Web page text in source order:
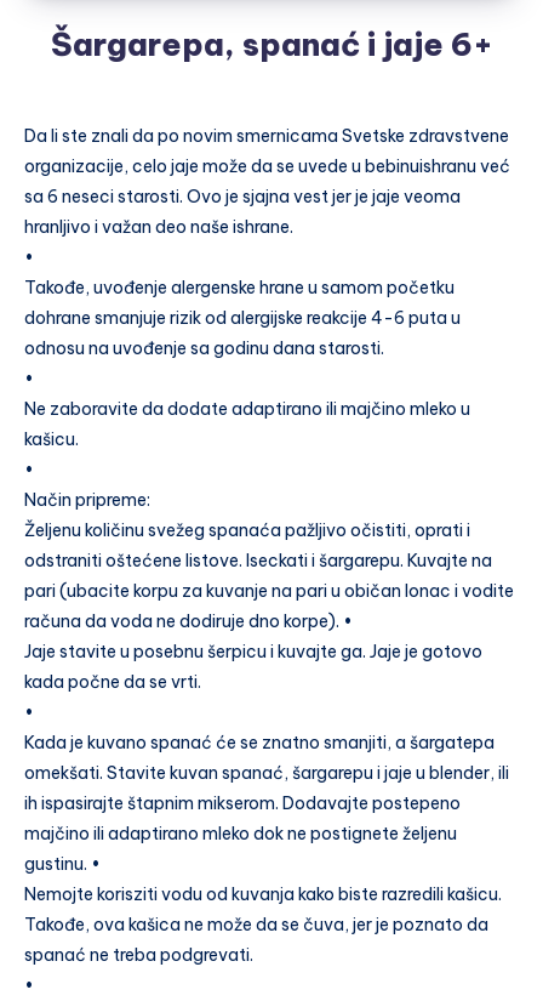
Šargarepa, spanać i jaje 6+
Da li ste znali da po novim smernicama Svetske zdravstvene
organizacije, celo jaje može da se uvede u bebinuishranu već
sa 6 neseci starosti. Ovo je sjajna vest jer je jaje veoma
hranljivo i važan deo naše ishrane.
•
Takođe, uvođenje alergenske hrane u samom početku
dohrane smanjuje rizik od alergijske reakcije 4-6 puta u
odnosu na uvođenje sa godinu dana starosti.
•
Ne zaboravite da dodate adaptirano ili majčino mleko u
kašicu.
•
Način pripreme:
Željenu količinu svežeg spanaća pažljivo očistiti, oprati i
odstraniti oštećene listove. Iseckati i šargarepu. Kuvajte na
pari (ubacite korpu za kuvanje na pari u običan lonac i vodite
računa da voda ne dodiruje dno korpe). •
Jaje stavite u posebnu šerpicu i kuvajte ga. Jaje je gotovo
kada počne da se vrti.
•
Kada je kuvano spanać će se znatno smanjiti, a šargatepa
omekšati. Stavite kuvan spanać, šargarepu i jaje u blender, ili
ih ispasirajte štapnim mikserom. Dodavajte postepeno
majčino ili adaptirano mleko dok ne postignete željenu
gustinu. •
Nemojte korisziti vodu od kuvanja kako biste razredili kašicu.
Takođe, ova kašica ne može da se čuva, jer je poznato da
spanać ne treba podgrevati.
•